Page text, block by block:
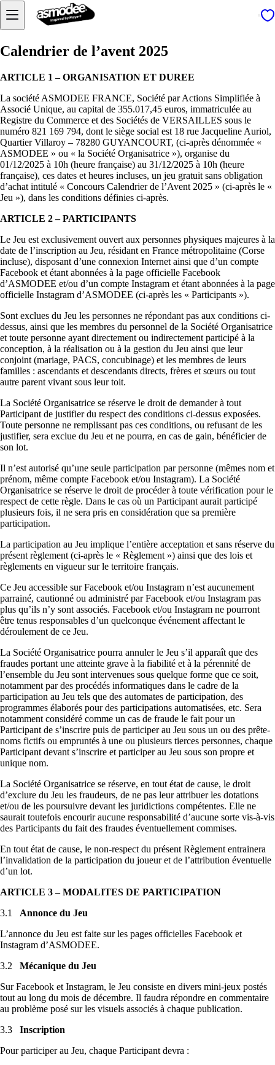
Calendrier de l’avent 2025
ARTICLE 1 – ORGANISATION ET DUREE
La société ASMODEE FRANCE, Société par Actions Simplifiée à
Associé Unique, au capital de 355.017,45 euros, immatriculée au
Registre du Commerce et des Sociétés de VERSAILLES sous le
numéro 821 169 794, dont le siège social est 18 rue Jacqueline Auriol,
Quartier Villaroy – 78280 GUYANCOURT, (ci-après dénommée «
ASMODEE » ou « la Société Organisatrice »), organise du
01/12/2025 à 10h (heure française) au 31/12/2025 à 10h (heure
française), ces dates et heures incluses, un jeu gratuit sans obligation
d’achat intitulé « Concours Calendrier de l’Avent 2025 » (ci-après le «
Jeu »), dans les conditions définies ci-après.
ARTICLE 2 – PARTICIPANTS
Le Jeu est exclusivement ouvert aux personnes physiques majeures à la
date de l’inscription au Jeu, résidant en France métropolitaine (Corse
incluse), disposant d’une connexion Internet ainsi que d’un compte
Facebook et étant abonnées à la page officielle Facebook
d’ASMODEE et/ou d’un compte Instagram et étant abonnées à la page
officielle Instagram d’ASMODEE (ci-après les « Participants »).
Sont exclues du Jeu les personnes ne répondant pas aux conditions ci-
dessus, ainsi que les membres du personnel de la Société Organisatrice
et toute personne ayant directement ou indirectement participé à la
conception, à la réalisation ou à la gestion du Jeu ainsi que leur
conjoint (mariage, PACS, concubinage) et les membres de leurs
familles : ascendants et descendants directs, frères et sœurs ou tout
autre parent vivant sous leur toit.
La Société Organisatrice se réserve le droit de demander à tout
Participant de justifier du respect des conditions ci-dessus exposées.
Toute personne ne remplissant pas ces conditions, ou refusant de les
justifier, sera exclue du Jeu et ne pourra, en cas de gain, bénéficier de
son lot.
Il n’est autorisé qu’une seule participation par personne (mêmes nom et
prénom, même compte Facebook et/ou Instagram). La Société
Organisatrice se réserve le droit de procéder à toute vérification pour le
respect de cette règle. Dans le cas où un Participant aurait participé
plusieurs fois, il ne sera pris en considération que sa première
participation.
La participation au Jeu implique l’entière acceptation et sans réserve du
présent règlement (ci-après le « Règlement ») ainsi que des lois et
règlements en vigueur sur le territoire français.
Ce Jeu accessible sur Facebook et/ou Instagram n’est aucunement
parrainé, cautionné ou administré par Facebook et/ou Instagram pas
plus qu’ils n’y sont associés. Facebook et/ou Instagram ne pourront
être tenus responsables d’un quelconque événement affectant le
déroulement de ce Jeu.
La Société Organisatrice pourra annuler le Jeu s’il apparaît que des
fraudes portant une atteinte grave à la fiabilité et à la pérennité de
l’ensemble du Jeu sont intervenues sous quelque forme que ce soit,
notamment par des procédés informatiques dans le cadre de la
participation au Jeu tels que des automates de participation, des
programmes élaborés pour des participations automatisées, etc. Sera
notamment considéré comme un cas de fraude le fait pour un
Participant de s’inscrire puis de participer au Jeu sous un ou des prête-
noms fictifs ou empruntés à une ou plusieurs tierces personnes, chaque
Participant devant s’inscrire et participer au Jeu sous son propre et
unique nom.
La Société Organisatrice se réserve, en tout état de cause, le droit
d’exclure du Jeu les fraudeurs, de ne pas leur attribuer les dotations
et/ou de les poursuivre devant les juridictions compétentes. Elle ne
saurait toutefois encourir aucune responsabilité d’aucune sorte vis-à-vis
des Participants du fait des fraudes éventuellement commises.
En tout état de cause, le non-respect du présent Règlement entrainera
l’invalidation de la participation du joueur et de l’attribution éventuelle
d’un lot.
ARTICLE 3 – MODALITES DE PARTICIPATION
3.1 Annonce du Jeu
L’annonce du Jeu est faite sur les pages officielles Facebook et
Instagram d’ASMODEE.
3.2 Mécanique du Jeu
Sur Facebook et Instagram, le Jeu consiste en divers mini-jeux postés
tout au long du mois de décembre. Il faudra répondre en commentaire
au problème posé sur les visuels associés à chaque publication.
3.3 Inscription
Pour participer au Jeu, chaque Participant devra :